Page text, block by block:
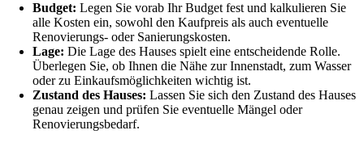
Budget: Legen Sie vorab Ihr Budget fest und kalkulieren Sie
alle Kosten ein, sowohl den Kaufpreis als auch eventuelle
Renovierungs- oder Sanierungskosten.
Lage: Die Lage des Hauses spielt eine entscheidende Rolle.
Überlegen Sie, ob Ihnen die Nähe zur Innenstadt, zum Wasser
oder zu Einkaufsmöglichkeiten wichtig ist.
Zustand des Hauses: Lassen Sie sich den Zustand des Hauses
genau zeigen und prüfen Sie eventuelle Mängel oder
Renovierungsbedarf.